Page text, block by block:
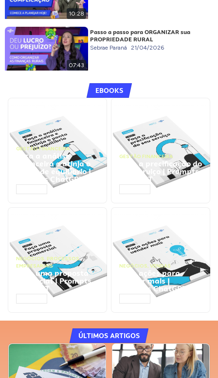
10:28
07:43
Passo a passo para ORGANIZAR sua
PROPRIEDADE RURAL
Sebrae Paraná 21/04/2026
EBOOKS
GESTÃO FINANCEIRA
Faça a análise
financeira e atinja o
ponto de equilíbrio |
Prompts ChatGPT
GESTÃO FINANCEIRA
Faça a precificação do
seu serviço | Prompts
ChatGPT
NEGÓCIOS, PROCESSOS
EMPRESARIAIS
Faça uma proposta
comercial | Prompts
ChatGPT
NEGÓCIOS, VENDAS
Faça ações para
vender mais |
Prompts ChatGPT
ÚLTIMOS ARTIGOS